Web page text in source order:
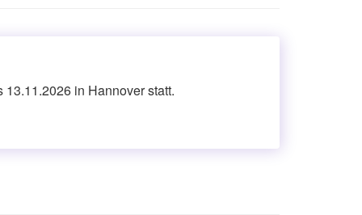
in Hannover statt.